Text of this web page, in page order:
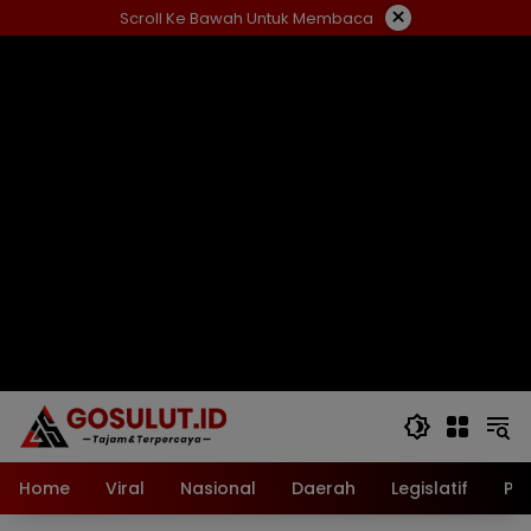
ke
Scroll Ke Bawah Untuk Membaca ×
Home Viral Nasional Daerah Legislatif